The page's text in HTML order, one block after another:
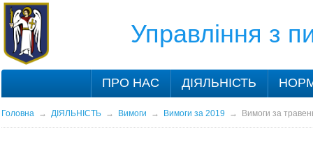
Управління з
ПРО НАС ДІЯЛЬНІСТЬ
Головна→ ДІЯЛЬНІСТЬ→ Вимоги → Вимоги за 2019 → Вимоги за